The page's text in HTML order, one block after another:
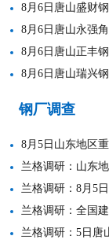
8月6日唐山盛财
8月6日唐山永强
8月6日唐山正丰
8月6日唐山瑞兴
钢厂调查
8月5日山东地区
兰格调研：山东
兰格调研：8月5
兰格调研：全国
兰格调研：5日唐